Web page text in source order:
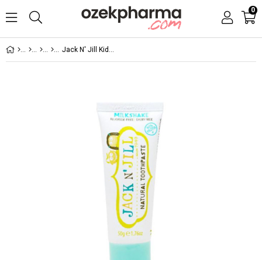
0
Jack N' Jill Kids Milkshake Aromalı Diş Macunu 50 gr